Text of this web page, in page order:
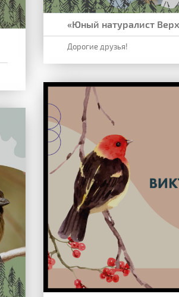
«Юный натуралист
Дорогие друзья!